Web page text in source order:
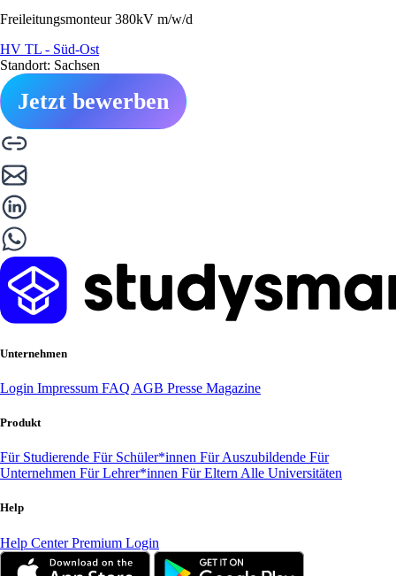
Freileitungsmonteur 380kV m/w/d
HV TL - Süd-Ost
Standort: Sachsen
Jetzt bewerben
Unternehmen
Login Impressum FAQ AGB Presse Magazine
Produkt
Für Studierende Für Schüler*innen Für Auszubildende Für
Unternehmen Für Lehrer*innen Für Eltern Alle Universitäten
Help
Help CenterPremium Login